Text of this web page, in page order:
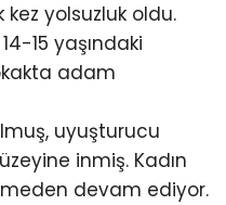
yolsuzluk oldu.
15 yaşındaki
adam
uyuşturucu
inmiş. Kadın
devam ediyor.